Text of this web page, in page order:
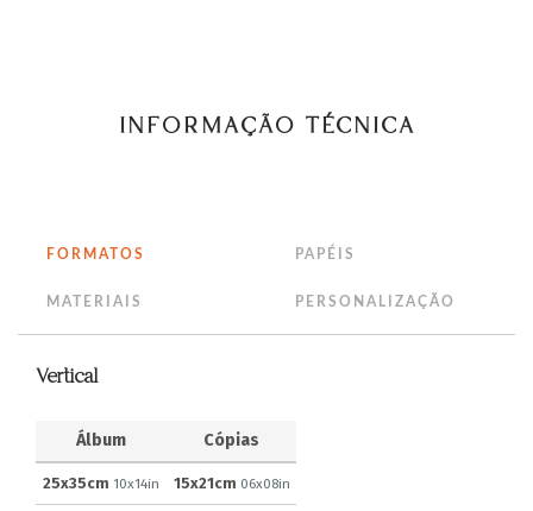
INFORMAÇÃO TÉCNICA
FORMATOS PAPÉIS
MATERIAIS PERSONALIZAÇÃO
Vertical
Álbum Cópias
25x35cm 10x14in 15x21cm 06x08in